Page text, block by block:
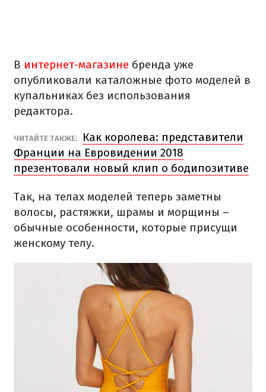
В интернет-магазине бренда уже
опубликовали каталожные фото моделей в
купальниках без использования
редактора.
ЧИТАЙТЕ ТАКЖЕ:
Как королева: представители
Франции на Евровидении 2018
презентовали новый клип о бодипозитиве
Так, на телах моделей теперь заметны
волосы, растяжки, шрамы и морщины –
обычные особенности, которые присущи
женскому телу.